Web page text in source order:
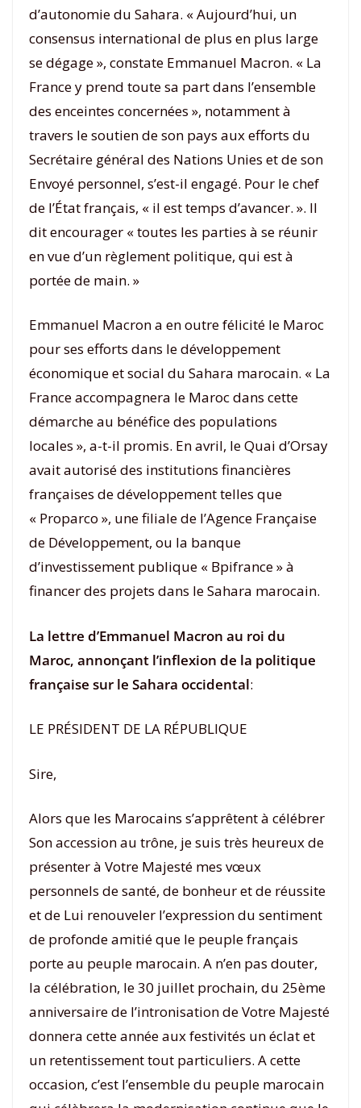
d’autonomie du Sahara. « Aujourd’hui, un
consensus international de plus en plus large
se dégage », constate Emmanuel Macron. « La
France y prend toute sa part dans l’ensemble
des enceintes concernées », notamment à
travers le soutien de son pays aux efforts du
Secrétaire général des Nations Unies et de son
Envoyé personnel, s’est-il engagé. Pour le chef
de l’État français, « il est temps d’avancer. ». Il
dit encourager « toutes les parties à se réunir
en vue d’un règlement politique, qui est à
portée de main. »
Emmanuel Macron a en outre félicité le Maroc
pour ses efforts dans le développement
économique et social du Sahara marocain. « La
France accompagnera le Maroc dans cette
démarche au bénéfice des populations
locales », a-t-il promis. En avril, le Quai d’Orsay
avait autorisé des institutions financières
françaises de développement telles que
« Proparco », une filiale de l’Agence Française
de Développement, ou la banque
d’investissement publique « Bpifrance » à
financer des projets dans le Sahara marocain.
La lettre d’Emmanuel Macron au roi du
Maroc, annonçant l’inflexion de la politique
française sur le Sahara occidental:
LE PRÉSIDENT DE LA RÉPUBLIQUE
Sire,
Alors que les Marocains s’apprêtent à célébrer
Son accession au trône, je suis très heureux de
présenter à Votre Majesté mes vœux
personnels de santé, de bonheur et de réussite
et de Lui renouveler l’expression du sentiment
de profonde amitié que le peuple français
porte au peuple marocain. A n’en pas douter,
la célébration, le 30 juillet prochain, du 25ème
anniversaire de l’intronisation de Votre Majesté
donnera cette année aux festivités un éclat et
un retentissement tout particuliers. A cette
occasion, c’est l’ensemble du peuple marocain